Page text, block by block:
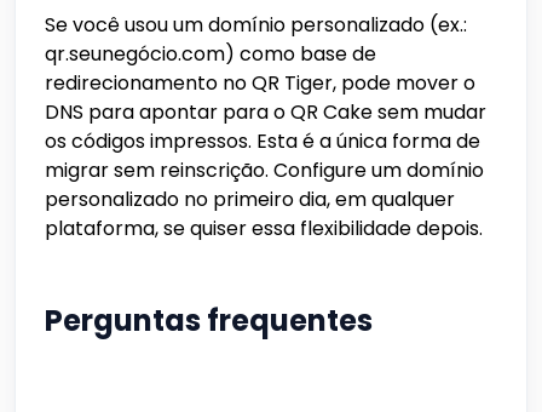
Se você usou um domínio personalizado (ex.:
qr.seunegócio.com) como base de
redirecionamento no QR Tiger, pode mover o
DNS para apontar para o QR Cake sem mudar
os códigos impressos. Esta é a única forma de
migrar sem reinscrição. Configure um domínio
personalizado no primeiro dia, em qualquer
plataforma, se quiser essa flexibilidade depois.
Perguntas frequentes